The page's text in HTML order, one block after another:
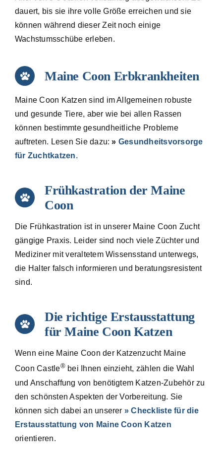
dauert, bis sie ihre volle Größe erreichen und sie
können während dieser Zeit noch einige
Wachstumsschübe erleben.
Maine Coon Erbkrankheiten
Maine Coon Katzen sind im Allgemeinen robuste
und gesunde Tiere, aber wie bei allen Rassen
können bestimmte gesundheitliche Probleme
auftreten. Lesen Sie dazu:» Gesundheitsvorsorge
für Zuchtkatzen.
Frühkastration der Maine
Coon
Die Frühkastration ist in unserer Maine Coon Zucht
gängige Praxis. Leider sind noch viele Züchter und
Mediziner mit veraltetem Wissensstand unterwegs,
die Halter falsch informieren und beratungsresistent
sind.
Die richtige Erstausstattung
für Maine Coon Katzen
Wenn eine Maine Coon der Katzenzucht Maine
Coon Castle®bei Ihnen einzieht, zählen die Wahl
und Anschaffung von benötigtem Katzen-Zubehör zu
den schönsten Aspekten der Vorbereitung. Sie
können sich dabei an unserer » Checkliste für die
Erstausstattung von Maine Coon Katzen
orientieren.